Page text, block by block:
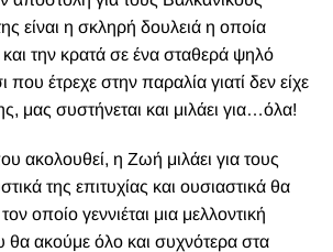
είναι η σκληρή δουλειά η οποία
την κρατά σε ένα σταθερά ψηλό
που έτρεχε στην παραλία γιατί δεν είχε
μας συστήνεται και μιλάει για…όλα!
ακολουθεί, η Ζωή μιλάει για τους
της επιτυχίας και ουσιαστικά θα
οποίο γεννιέται μια μελλοντική
ακούμε όλο και συχνότερα στα